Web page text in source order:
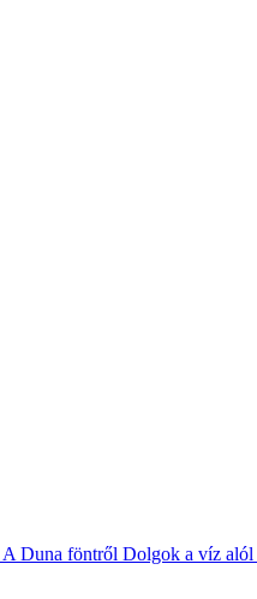
A Duna föntről Dolgok a víz alól